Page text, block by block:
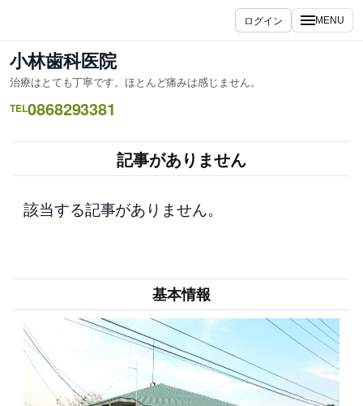
ス
キ
ッ
ログイン MENU
小林歯科医院
治療はとても丁寧です。ほとんど痛みは感じません。
TEL0868293381
記事がありません
該当する記事がありません。
基本情報